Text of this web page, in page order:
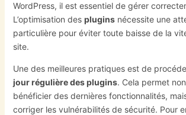
WordPress, il est essentiel de gérer
L’optimisation des pluginsnécessite une
particulière pour éviter toute baisse de la
site.
Une des meilleures pratiques est de
jour régulière des plugins. Cela permet
bénéficier des dernières fonctionnalités,
corriger les vulnérabilités de sécurité. Pour